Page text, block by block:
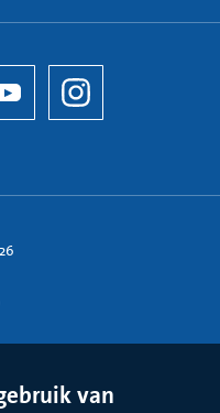
van